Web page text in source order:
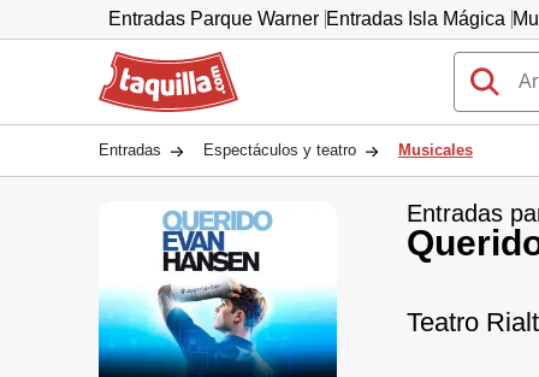
Entradas Parque Warner Entradas Isla Mágica
Taquilla.com
Entradas Espectáculos y teatro Musicales
Entradas
Teatro